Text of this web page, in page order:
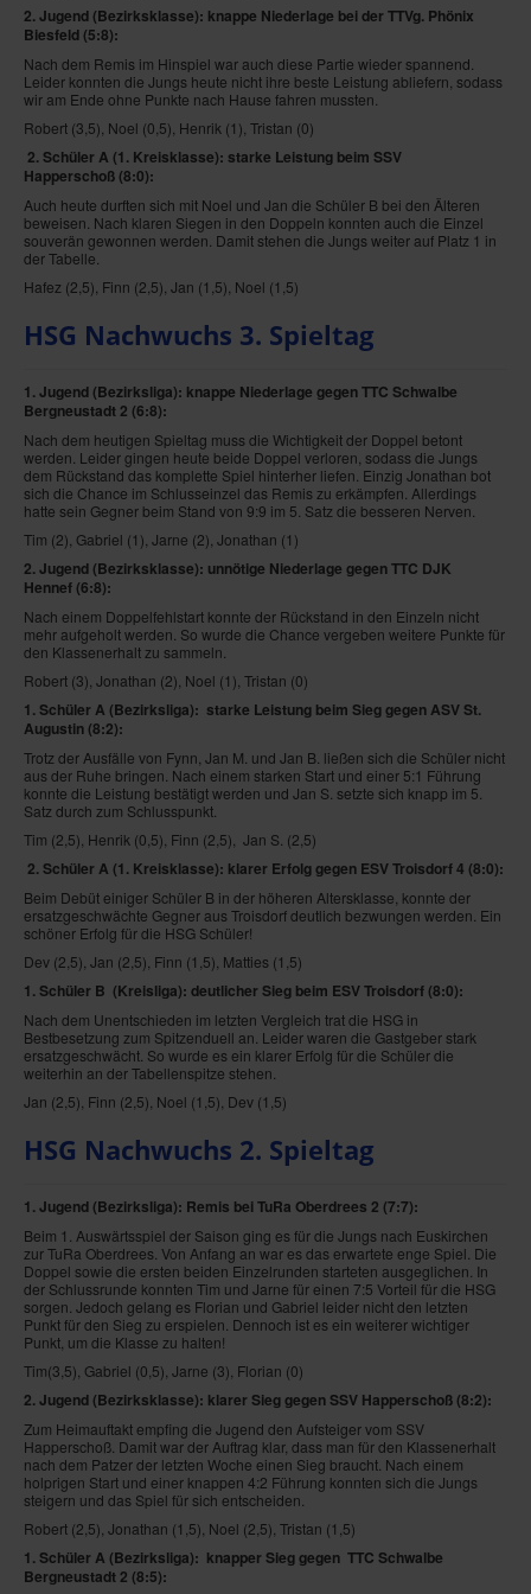
2. Jugend (Bezirksklasse): knappe Niederlage bei der TTVg. Phönix
Biesfeld(5:8):
Nach dem Remis im Hinspiel war auch diese Partie wieder spannend.
Leider konnten die Jungs heute nicht ihre beste Leistung abliefern, sodass
wir am Ende ohne Punkte nach Hause fahren mussten.
Robert (3,5), Noel (0,5), Henrik (1), Tristan (0)
2. Schüler A (1. Kreisklasse): starke Leistung beim SSV
Happerschoß(8:0):
Auch heute durften sich mit Noel und Jan die Schüler B bei den Älteren
beweisen. Nach klaren Siegen in den Doppeln konnten auch die Einzel
souverän gewonnen werden. Damit stehen die Jungs weiter auf Platz 1 in
der Tabelle.
Hafez (2,5), Finn (2,5), Jan (1,5), Noel (1,5)
HSG Nachwuchs 3. Spieltag
1. Jugend (Bezirksliga): knappe Niederlage gegen TTC Schwalbe
Bergneustadt 2 (6:8):
Nach dem heutigen Spieltag muss die Wichtigkeit der Doppel betont
werden. Leider gingen heute beide Doppel verloren, sodass die Jungs
dem Rückstand das komplette Spiel hinterher liefen. Einzig Jonathan bot
sich die Chance im Schlusseinzel das Remis zu erkämpfen. Allerdings
hatte sein Gegner beim Stand von 9:9 im 5. Satz die besseren Nerven.
Tim (2), Gabriel (1), Jarne (2), Jonathan (1)
2. Jugend (Bezirksklasse): unnötige Niederlage gegen TTC DJK
Hennef(6:8):
Nach einem Doppelfehlstart konnte der Rückstand in den Einzeln nicht
mehr aufgeholt werden. So wurde die Chance vergeben weitere Punkte für
den Klassenerhalt zu sammeln.
Robert (3), Jonathan (2), Noel (1), Tristan (0)
1. Schüler A (Bezirksliga): starke Leistung beim Sieg gegen ASV St.
Augustin(8:2):
Trotz der Ausfälle von Fynn, Jan M. und Jan B. ließen sich die Schüler nicht
aus der Ruhe bringen. Nach einem starken Start und einer 5:1 Führung
konnte die Leistung bestätigt werden und Jan S. setzte sich knapp im 5.
Satz durch zum Schlusspunkt.
Tim (2,5), Henrik (0,5), Finn (2,5), Jan S. (2,5)
2. Schüler A (1. Kreisklasse): klarer Erfolg gegen ESV Troisdorf 4 (8:0):
Beim Debüt einiger Schüler B in der höheren Altersklasse, konnte der
ersatzgeschwächte Gegner aus Troisdorf deutlich bezwungen werden. Ein
schöner Erfolg für die HSG Schüler!
Dev (2,5), Jan (2,5), Finn (1,5), Matties (1,5)
1. Schüler B (Kreisliga): deutlicher Sieg beim ESV Troisdorf(8:0):
Nach dem Unentschieden im letzten Vergleich trat die HSG in
Bestbesetzung zum Spitzenduell an. Leider waren die Gastgeber stark
ersatzgeschwächt. So wurde es ein klarer Erfolg für die Schüler die
weiterhin an der Tabellenspitze stehen.
Jan (2,5), Finn (2,5), Noel (1,5), Dev (1,5)
HSG Nachwuchs 2. Spieltag
1. Jugend (Bezirksliga): Remis bei TuRa Oberdrees 2 (7:7):
Beim 1. Auswärtsspiel der Saison ging es für die Jungs nach Euskirchen
zur TuRa Oberdrees. Von Anfang an war es das erwartete enge Spiel. Die
Doppel sowie die ersten beiden Einzelrunden starteten ausgeglichen. In
der Schlussrunde konnten Tim und Jarne für einen 7:5 Vorteil für die HSG
sorgen. Jedoch gelang es Florian und Gabriel leider nicht den letzten
Punkt für den Sieg zu erspielen. Dennoch ist es ein weiterer wichtiger
Punkt, um die Klasse zu halten!
Tim(3,5), Gabriel (0,5), Jarne (3), Florian (0)
2. Jugend (Bezirksklasse): klarer Sieg gegen SSV Happerschoß(8:2):
Zum Heimauftakt empfing die Jugend den Aufsteiger vom SSV
Happerschoß. Damit war der Auftrag klar, dass man für den Klassenerhalt
nach dem Patzer der letzten Woche einen Sieg braucht. Nach einem
holprigen Start und einer knappen 4:2 Führung konnten sich die Jungs
steigern und das Spiel für sich entscheiden.
Robert (2,5), Jonathan (1,5), Noel (2,5), Tristan (1,5)
1. Schüler A (Bezirksliga): knapper Sieg gegen TTC Schwalbe
Bergneustadt 2 (8:5):